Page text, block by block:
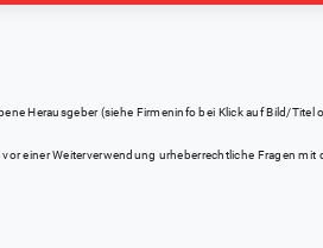
Herausgeber (siehe Firmeninfo bei Klick auf Bild/
einer Weiterverwendung urheberrechtliche Fragen